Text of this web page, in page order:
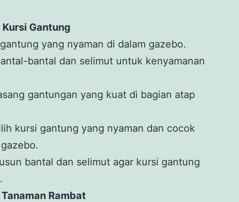
Gantung
yang nyaman di dalam gazebo.
bantal dan selimut untuk kenyamanan
gantungan yang kuat di bagian atap
kursi gantung yang nyaman dan cocok
bantal dan selimut agar kursi gantung
Rambat